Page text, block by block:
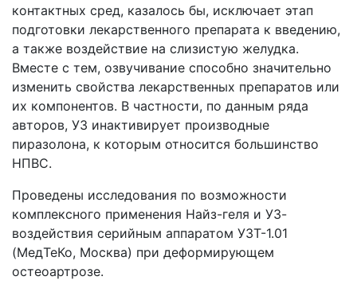
контактных сред, казалось бы, исключает этап
подготовки лекарственного препарата к введению,
а также воздействие на слизистую желудка.
Вместе с тем, озвучивание способно значительно
изменить свойства лекарственных препаратов или
их компонентов. В частности, по данным ряда
авторов, УЗ инактивирует производные
пиразолона, к которым относится большинство
НПВС.
Проведены исследования по возможности
комплексного применения Найз-геля и УЗ-
воздействия серийным аппаратом УЗТ-1.01
(МедТеКо, Москва) при деформирующем
остеоартрозе.